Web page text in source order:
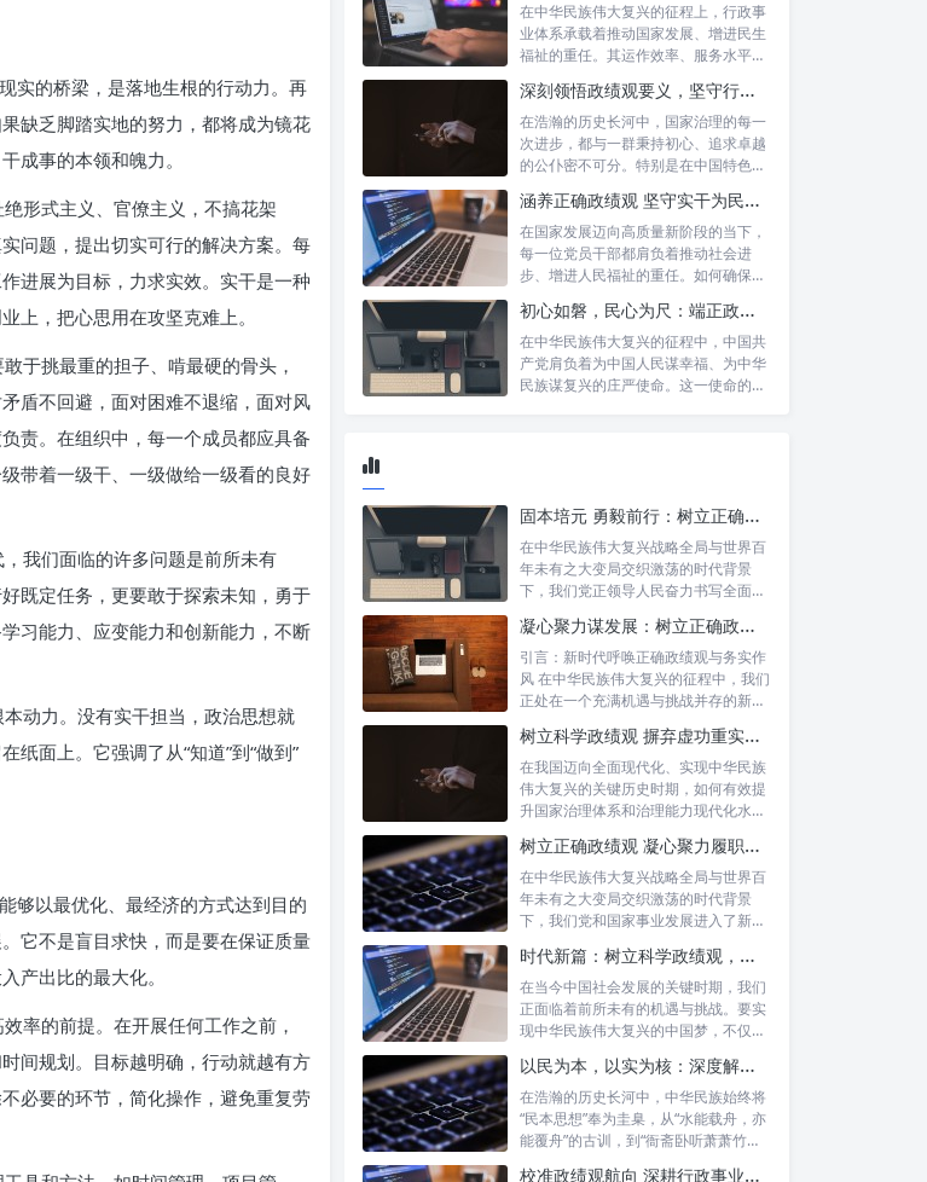
实的桥梁，是落地生根的行动力。再
缺乏脚踏实地的努力，都将成为镜花
成事的本领和魄力。
形式主义、官僚主义，不搞花架
问题，提出切实可行的解决方案。每
进展为目标，力求实效。实干是一种
上，把心思用在攻坚克难上。
于挑最重的担子、啃最硬的骨头，
盾不回避，面对困难不退缩，面对风
责。在组织中，每一个成员都应具备
带着一级干、一级做给一级看的良好
我们面临的许多问题是前所未有
既定任务，更要敢于探索未知，勇于
习能力、应变能力和创新能力，不断
动力。没有实干担当，政治思想就
面上。它强调了从“知道”到“做到”
够以最优化、最经济的方式达到目的
它不是盲目求快，而是要在保证质量
产出比的最大化。
率的前提。在开展任何工作之前，
间规划。目标越明确，行动就越有方
必要的环节，简化操作，避免重复劳
在中华民族伟大复兴的征程上，行政事
业体系承载着推动国家发展、增进民生
福祉的重任。其运作效率、服务水平乃
深刻领悟政绩观要义，坚守行政事业初心：新时代公仆的使命与担当
在浩瀚的历史长河中，国家治理的每一
次进步，都与一群秉持初心、追求卓越
的公仆密不可分。特别是在中国特色社
涵养正确政绩观 坚守实干为民情怀：新时代干部成长的双重基石
在国家发展迈向高质量新阶段的当下，
每一位党员干部都肩负着推动社会进
步、增进人民福祉的重任。如何确保我
初心如磐，民心为尺：端正政绩价值取向，砥砺为民服务初心的新时代答卷
在中华民族伟大复兴的征程中，中国共
产党肩负着为中国人民谋幸福、为中华
民族谋复兴的庄严使命。这一使命的实
固本培元 勇毅前行：树立正确政绩观，坚守初心勇担当的时代命题与实践方略
在中华民族伟大复兴战略全局与世界百
年未有之大变局交织激荡的时代背景
下，我们党正领导人民奋力书写全面建
凝心聚力谋发展：树立正确政绩理念，锤炼务实工作作风
引言：新时代呼唤正确政绩观与务实作
风 在中华民族伟大复兴的征程中，我们
正处在一个充满机遇与挑战并存的新时
树立科学政绩观 摒弃虚功重实绩：迈向高质量发展的必由之路
在我国迈向全面现代化、实现中华民族
伟大复兴的关键历史时期，如何有效提
升国家治理体系和治理能力现代化水
树立正确政绩观 凝心聚力履职尽责：新时代干事创业的根本遵循
在中华民族伟大复兴战略全局与世界百
年未有之大变局交织激荡的时代背景
下，我们党和国家事业发展进入了新的
时代新篇：树立科学政绩观，摒弃虚功重实绩，迈向高质量发展
在当今中国社会发展的关键时期，我们
正面临着前所未有的机遇与挑战。要实
现中华民族伟大复兴的中国梦，不仅需
以民为本，以实为核：深度解析坚守为民初心与正确政绩观念的融合路径
在浩瀚的历史长河中，中华民族始终将
“民本思想”奉为圭臬，从“水能载舟，亦
能覆舟”的古训，到“衙斋卧听萧萧竹，
校准政绩观航向 深耕行政事业本职：新时代高质量发展的核心密码